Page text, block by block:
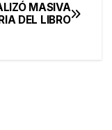
MASIVA
DEL LIBRO